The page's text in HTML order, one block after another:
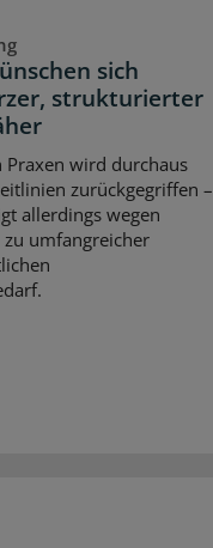
sich
strukturierter
Praxen wird durchaus
zurückgegriffen –
allerdings wegen
umfangreicher